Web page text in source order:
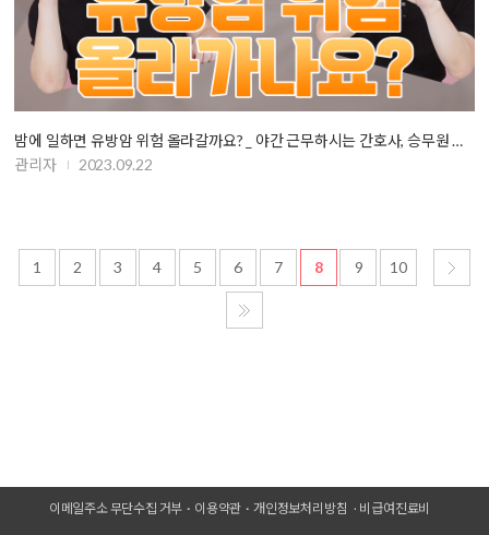
밤에 일하면 유방암 위험 올라갈까요? _ 야간 근무하시는 간호사, 승무원 분…
관리자
2023.09.22
1 2 3 4 5 6 7 8 9 10
이메일주소 무단수집 거부 이용약관 개인정보처리방침 비급여진료비